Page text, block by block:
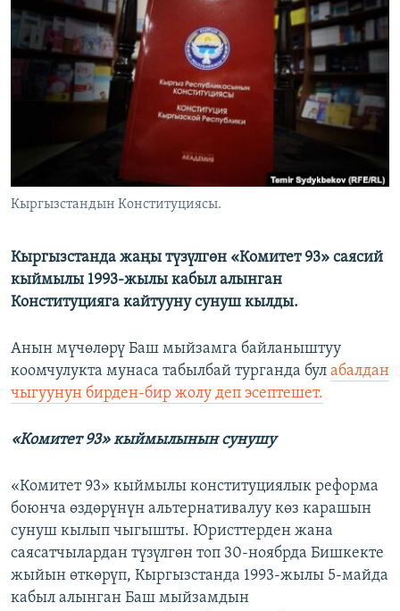
ЭЖЕ-СИҢДИЛЕР
АЗАТТЫК+
ЫҢГАЙСЫЗ СУРООЛОР
ОНЛАЙН ШЕРИНЕ
ЭЕ/АРнун бардык сайттары
Кыргызстандын Конституциясы.
Кыргызстанда жаңы түзүлгөн «Комитет 93» саясий
кыймылы 1993-жылы кабыл алынган
Конституцияга кайтууну сунуш кылды.
Анын мүчөлөрү Баш мыйзамга байланыштуу
коомчулукта мунаса табылбай турганда бул абалдан
чыгуунун бирден-бир жолу деп эсептешет.
«Комитет 93» кыймылынын сунушу
«Комитет 93» кыймылы конституциялык реформа
боюнча өздөрүнүн альтернативалуу көз карашын
сунуш кылып чыгышты. Юристтерден жана
саясатчылардан түзүлгөн топ 30-ноябрда Бишкекте
жыйын өткөрүп, Кыргызстанда 1993-жылы 5-майда
кабыл алынган Баш мыйзамдын